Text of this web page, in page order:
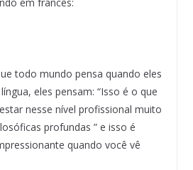
todo mundo pensa quando eles
eles pensam: “Isso é o que
nesse nível profissional muito
profundas ” e isso é
quando você vê